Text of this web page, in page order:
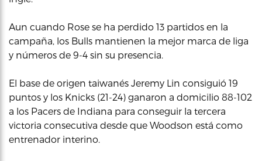
Aun cuando Rose se ha perdido 13 partidos en la
campaña, los Bulls mantienen la mejor marca de liga
y números de 9-4 sin su presencia.
El base de origen taiwanés Jeremy Lin consiguió 19
puntos y los Knicks (21-24) ganaron a domicilio 88-102
a los Pacers de Indiana para conseguir la tercera
victoria consecutiva desde que Woodson está como
entrenador interino.